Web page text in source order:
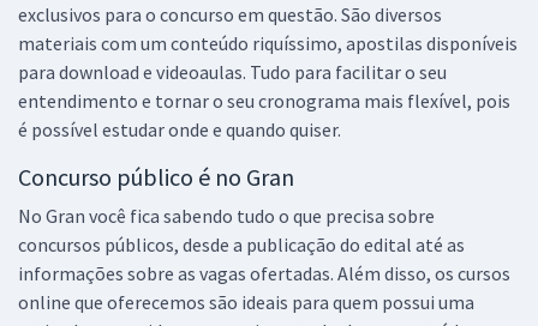
exclusivos para o concurso em questão. São diversos
materiais com um conteúdo riquíssimo, apostilas disponíveis
para download e videoaulas. Tudo para facilitar o seu
entendimento e tornar o seu cronograma mais flexível, pois
é possível estudar onde e quando quiser.
Concurso público é no Gran
No Gran você fica sabendo tudo o que precisa sobre
concursos públicos, desde a publicação do edital até as
informações sobre as vagas ofertadas. Além disso, os cursos
online que oferecemos são ideais para quem possui uma